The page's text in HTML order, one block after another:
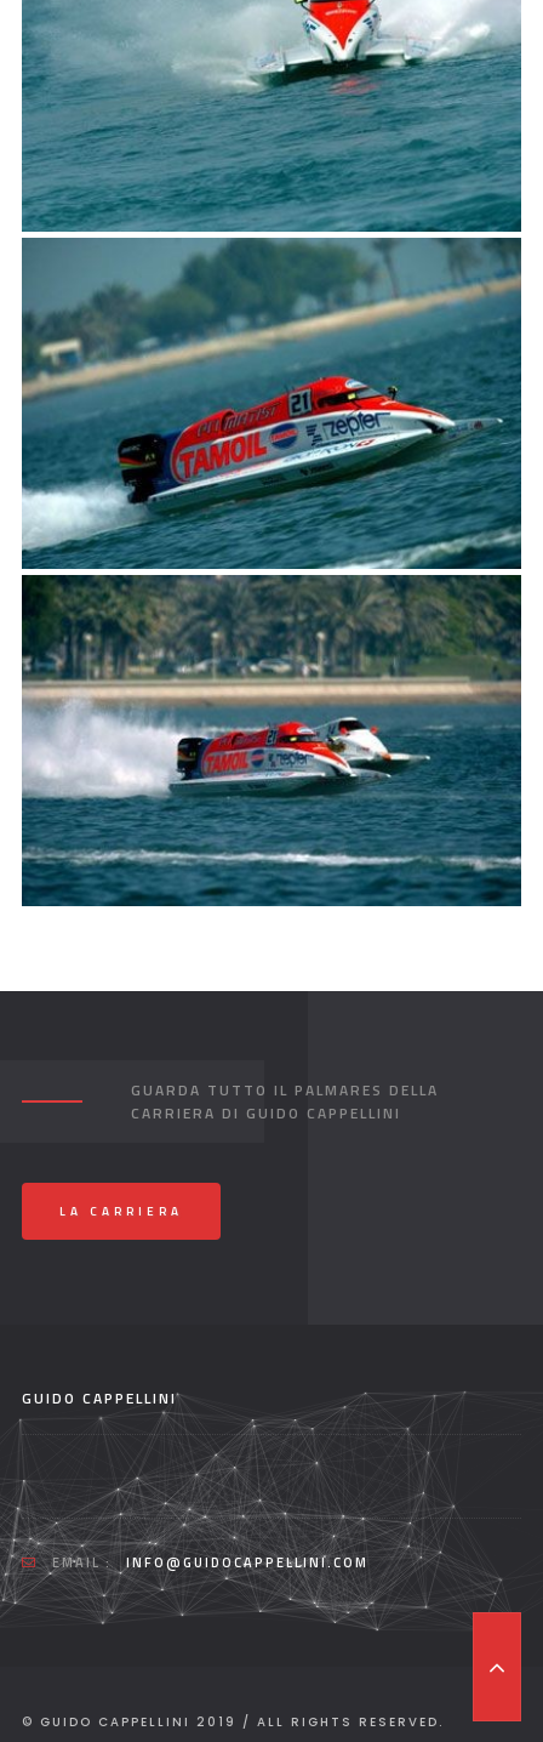
GUARDA TUTTO IL PALMARES DELLA
CARRIERA DI GUIDO CAPPELLINI
LA CARRIERA
GUIDO CAPPELLINI
EMAIL : INFO@GUIDOCAPPELLINI.COM
© GUIDO CAPPELLINI 2019 / ALL RIGHTS RESERVED.